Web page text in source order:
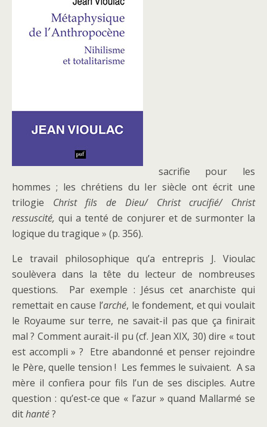
sacrifie pour les
hommes ; les chrétiens du Ier siècle ont écrit une
trilogie Christ fils de Dieu/ Christ crucifié/ Christ
ressuscité,qui a tenté de conjurer et de surmonter la
logique du tragique » (p. 356).
Le travail philosophique qu’a entrepris J. Vioulac
soulèvera dans la tête du lecteur de nombreuses
questions. Par exemple : Jésus cet anarchiste qui
remettait en cause l’arché, le fondement, et qui voulait
le Royaume sur terre, ne savait-il pas que ça finirait
mal ? Comment aurait-il pu (cf. Jean XIX, 30) dire « tout
est accompli » ? Etre abandonné et penser rejoindre
le Père, quelle tension ! Les femmes le suivaient. A sa
mère il confiera pour fils l’un de ses disciples. Autre
question : qu’est-ce que « l’azur » quand Mallarmé se
dithanté?